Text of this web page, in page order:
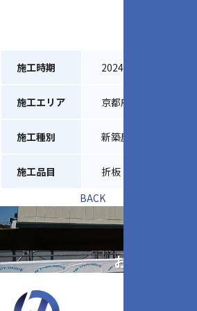
施工時期 2024年8月
施工エリア 京都府八幡市
施工種別 新築屋根工事
施工品目
折板（現場成型）
BACK
お問い合わせ